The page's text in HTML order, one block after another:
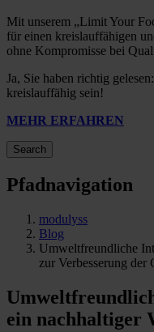
Mit unserem „Limit Your
für einen kreislauffähigen
ohne Kompromisse bei
Ja, Sie haben richtig
kreislauffähig sein!
MEHR ERFAHREN
Search
Pfadnavigation
modulyss
Blog
Umweltfreundliche
zur Verbesserung
ein nachhaltiger